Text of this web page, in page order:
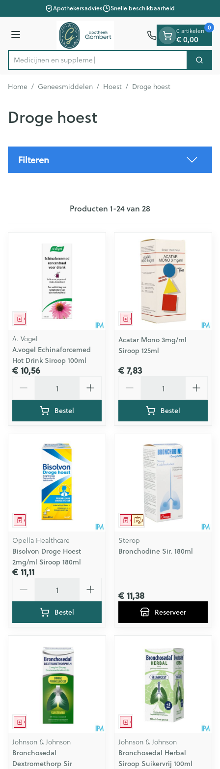
Ga naar de inhoudApothekersadvies Snelle beschikbaarheid
Menu
Product, merk, categorie...
Me Zoek
0 artikelen
€ 0,00
0
Home / Geneesmiddelen / Hoest / Droge hoest
Droge hoest
Filteren
Producten 1-24van 28
Geneesmiddel
A. Vogel
A.vogel Echinaforcemed
Hot Drink Siroop 100ml
€ 10,56
Bestel
Geneesmiddel
Acatar Mono 3mg/ml
Siroop 125ml
€ 7,83
Bestel
Geneesmiddel
Opella Healthcare
Bisolvon Droge Hoest
2mg/ml Siroop 180ml
€ 11,11
Bestel
Op voorschrift
Geneesmiddel
Sterop
Bronchodine Sir. 180ml
€ 11,38
Reserveer
Geneesmiddel
Johnson & Johnson
Bronchosedal
Dextromethorp Sir
Geneesmiddel
Johnson & Johnson
Bronchosedal Herbal
Siroop Suikervrij 100ml